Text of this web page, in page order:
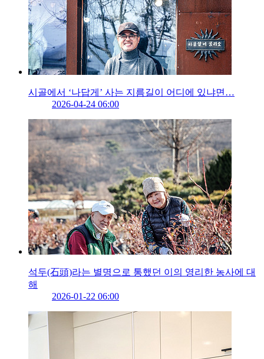
시골에서 ‘나답게’ 사는 지름길이 어디에 있냐면…
2026-04-24 06:00
석두(石頭)라는 별명으로 통했던 이의 영리한 농사에 대
해
2026-01-22 06:00